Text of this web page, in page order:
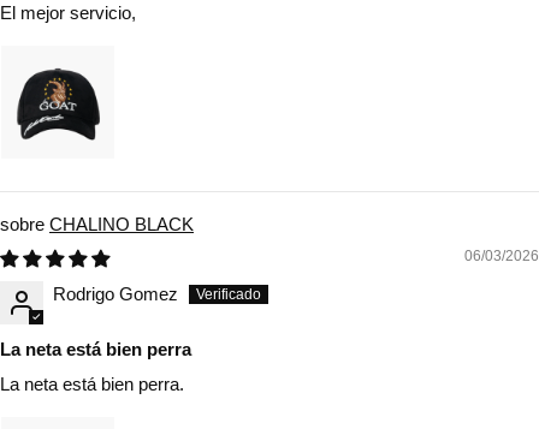
El mejor servicio,
CHALINO BLACK
06/03/2026
Rodrigo Gomez
La neta está bien perra
La neta está bien perra.